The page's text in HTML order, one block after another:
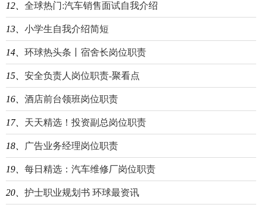
12、 全球热门:汽车销售面试自我介绍
13、 小学生自我介绍简短
14、 环球热头条丨宿舍长岗位职责
15、 安全负责人岗位职责-聚看点
16、 酒店前台领班岗位职责
17、 天天精选！投资副总岗位职责
18、 广告业务经理岗位职责
19、 每日精选：汽车维修厂岗位职责
20、 护士职业规划书 环球最资讯